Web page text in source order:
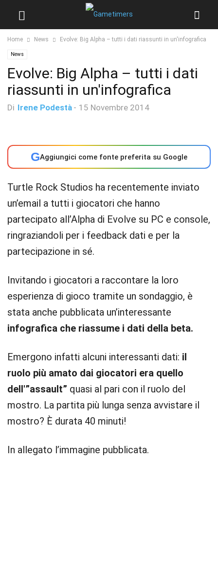
Home News Evolve: Big Alpha – tutti i dati riassunti in un'infografica
News
Evolve: Big Alpha – tutti i dati
riassunti in un'infografica
Di Irene Podestà - 15 Novembre 2014
GAggiungici come fonte preferita su Google
Turtle Rock Studios ha recentemente inviato
un’email a tutti i giocatori che hanno
partecipato all’Alpha di Evolve su PC e console,
ringraziandoli per i feedback dati e per la
partecipazione in sé.
Invitando i giocatori a raccontare la loro
esperienza di gioco tramite un sondaggio, è
stata anche pubblicata un’interessante
infografica che riassume i dati della beta.
Emergono infatti alcuni interessanti dati: il
ruolo più amato dai giocatori era quello
dell'”assault” quasi al pari con il ruolo del
mostro. La partita più lunga senza avvistare il
mostro? È durata 40 minuti!
In allegato l’immagine pubblicata.